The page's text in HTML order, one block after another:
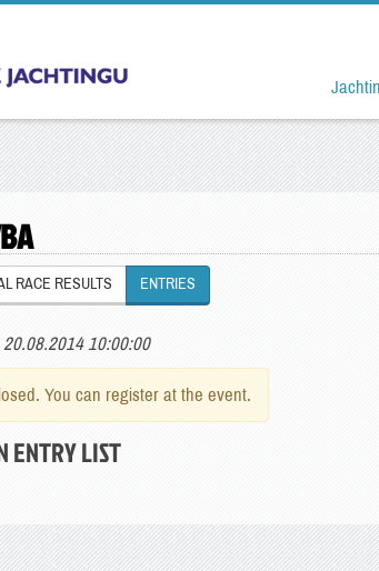
RACE RESULTS ENTRIES
10:00:00
You can register at the event.
ENTRY LIST